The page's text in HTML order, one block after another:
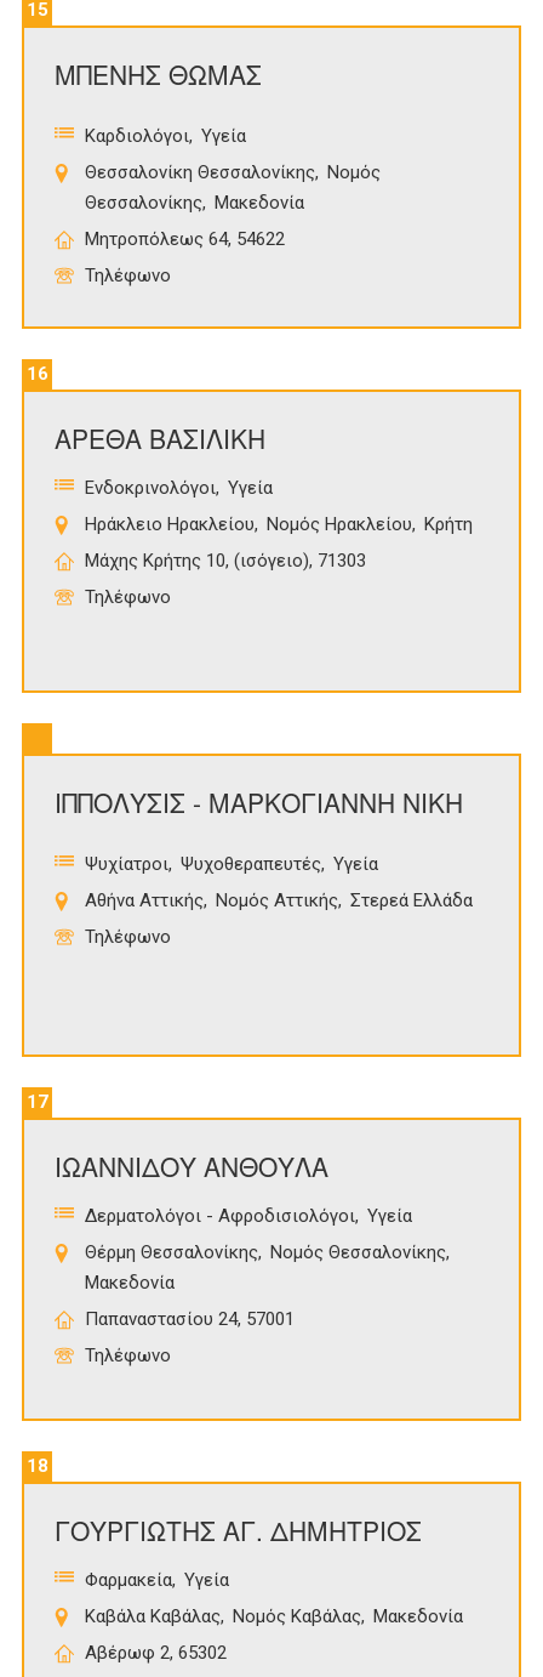
15
ΜΠΕΝΗΣ ΘΩΜΑΣ
Καρδιολόγοι Υγεία
Θεσσαλονίκη Θεσσαλονίκης
Νομός
Θεσσαλονίκης
Μακεδονία
Μητροπόλεως 64, 54622
Τηλέφωνο
16
ΑΡΕΘΑ ΒΑΣΙΛΙΚΗ
Ενδοκρινολόγοι Υγεία
Ηράκλειο Ηρακλείου
Νομός Ηρακλείου
Κρήτη
Μάχης Κρήτης 10, (ισόγειο), 71303
Τηλέφωνο
ΙΠΠΟΛΥΣΙΣ - ΜΑΡΚΟΓΙΑΝΝΗ ΝΙΚΗ
Ψυχίατροι Ψυχοθεραπευτές
Υγεία
Αθήνα Αττικής
Νομός Αττικής
Στερεά Ελλάδα
Τηλέφωνο
17
ΙΩΑΝΝΙΔΟΥ ΑΝΘΟΥΛΑ
Δερματολόγοι - Αφροδισιολόγοι Υγεία
Θέρμη Θεσσαλονίκης
Νομός Θεσσαλονίκης
Μακεδονία
Παπαναστασίου 24, 57001
Τηλέφωνο
18
ΓΟΥΡΓΙΩΤΗΣ ΑΓ. ΔΗΜΗΤΡΙΟΣ
Φαρμακεία Υγεία
Καβάλα Καβάλας
Νομός Καβάλας
Μακεδονία
Αβέρωφ 2, 65302